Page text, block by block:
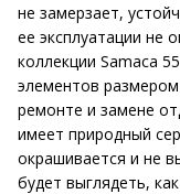
не замерзает,
ее эксплуатации не
коллекции Samaca
элементов
ремонте и замене
имеет природный
окрашивается и не
будет выглядеть,